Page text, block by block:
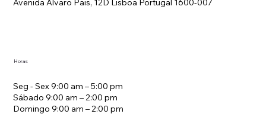
Avenida Álvaro Pais, 12D Lisboa Portugal 1600-007
Horas
Seg - Sex 9:00 am – 5:00 pm
Sábado 9:00 am – 2:00 pm
Domingo 9:00 am – 2:00 pm